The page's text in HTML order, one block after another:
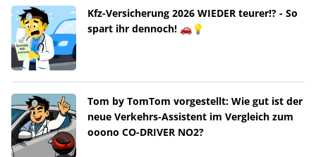
Kfz-Versicherung 2026 WIEDER teurer!? - So
spart ihr dennoch! 🚗💡
Tom by TomTom vorgestellt: Wie gut ist der
neue Verkehrs-Assistent im Vergleich zum
ooono CO-DRIVER NO2?